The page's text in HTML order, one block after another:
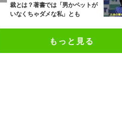
裁とは？著書では「男かペットが
いなくちゃダメな私」とも
もっと見る